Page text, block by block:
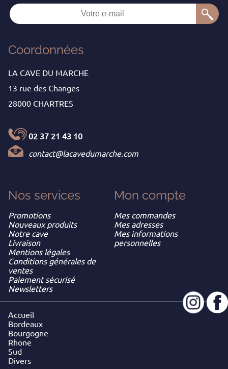
Coordonnées
LA CAVE DU MARCHE
13 rue des Changes
28000 CHARTRES
02 37 21 43 10
contact@lacavedumarche.com
Nos services
Promotions
Nouveaux produits
Notre cave
Livraison
Mentions légales
Conditions générales de
ventes
Paiement sécurisé
Newsletters
Mon compte
Mes commandes
Mes adresses
Mes informations
personnelles
Accueil
Bordeaux
Bourgogne
Rhone
Sud
Divers